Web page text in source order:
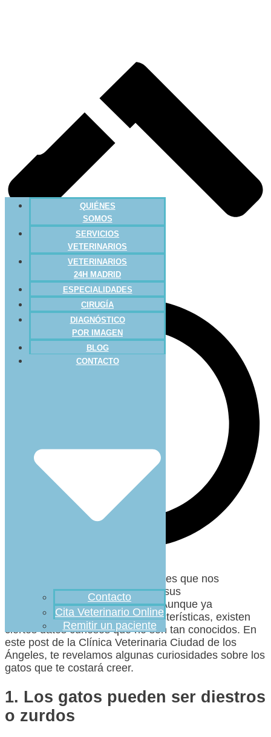
QUIÉNES
SOMOS
SERVICIOS
VETERINARIOS
VETERINARIOS
24H MADRID
ESPECIALIDADES
CIRUGÍA
DIAGNÓSTICO
POR IMAGEN
BLOG
CONTACTO
Contacto
Cita Veterinario Online
Remitir un paciente
Los gatos son animales fascinantes que nos
sorprenden constantemente con sus
comportamientos y habilidades. Aunque ya
conocemos muchas de sus características, existen
ciertos datos curiosos que no son tan conocidos. En
este post de la Clínica Veterinaria Ciudad de los
Ángeles, te revelamos algunas curiosidades sobre los
gatos que te costará creer.
1. Los gatos pueden ser diestros
o zurdos